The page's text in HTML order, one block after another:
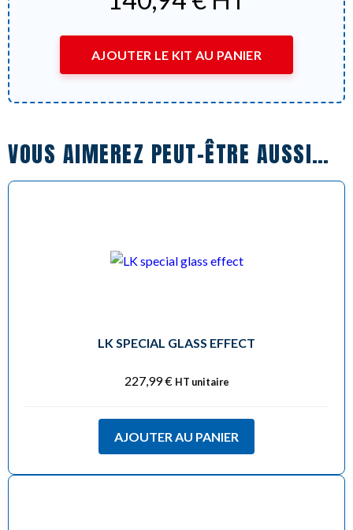
AJOUTER LE KIT AU PANIER
VOUS AIMEREZ PEUT-ÊTRE AUSSI…
LK SPECIAL GLASS EFFECT
227,99€ HT unitaire
AJOUTER AU PANIER